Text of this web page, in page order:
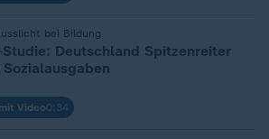
bei Bildung
Studie: Deutschland Spitzenreiter
Sozialausgaben
mit Video0:34